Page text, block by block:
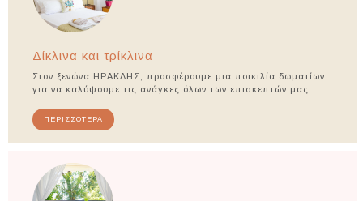
Δίκλινα και τρίκλινα
Στον ξενώνα ΗΡΑΚΛΗΣ, προσφέρουμε μια ποικιλία δωματίων
για να καλύψουμε τις ανάγκες όλων των επισκεπτών μας.
ΠΕΡΙΣΣΟΤΕΡΑ